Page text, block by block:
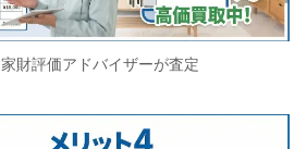
家財評価アドバイザーが査定